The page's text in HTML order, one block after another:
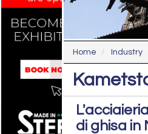
Home Industry
di ghisa in